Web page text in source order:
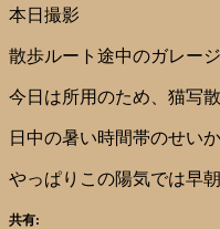
本日撮影
散歩ルート途中のガレージ
今日は所用のため、猫写
日中の暑い時間帯のせい
やっぱりこの陽気では早
共有: